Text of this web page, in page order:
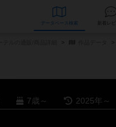
データベース
7歳～ 2025年～